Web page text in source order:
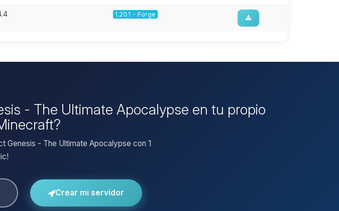
1.20.1 - Forge
- The Ultimate Apocalypse en tu propio
Genesis - The Ultimate Apocalypse con 1
Crear mi servidor